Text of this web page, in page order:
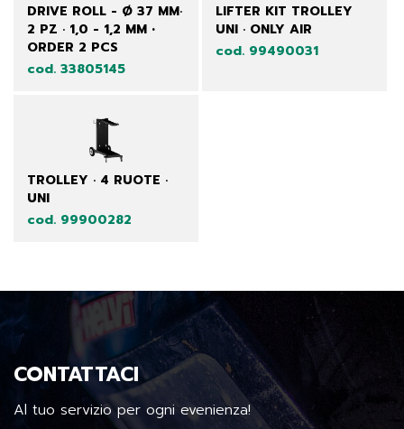
DRIVE ROLL - Ø 37 MM·
2 PZ · 1,0 - 1,2 MM •
ORDER 2 PCS
cod. 33805145
LIFTER KIT TROLLEY
UNI · ONLY AIR
cod. 99490031
TROLLEY · 4 RUOTE ·
UNI
cod. 99900282
CONTATTACI
Al tuo servizio per ogni evenienza!